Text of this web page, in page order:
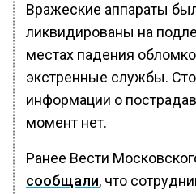
Вражеские аппараты
ликвидированы на
местах падения
экстренные службы.
информации о
момент нет.
Ранее Вести
сообщали, что